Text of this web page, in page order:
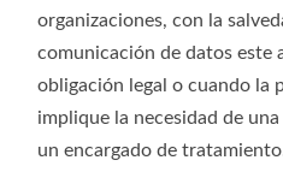
organizaciones, con la
comunicación de datos este
obligación legal o cuando la
implique la necesidad de
un encargado de